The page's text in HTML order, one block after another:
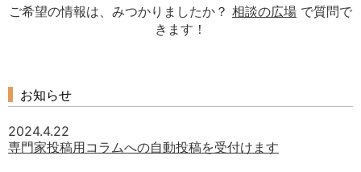
ご希望の情報は、みつかりましたか？ 相談の広場 で質問で
きます！
お知らせ
2024.4.22
専門家投稿用コラムへの自動投稿を受付けます